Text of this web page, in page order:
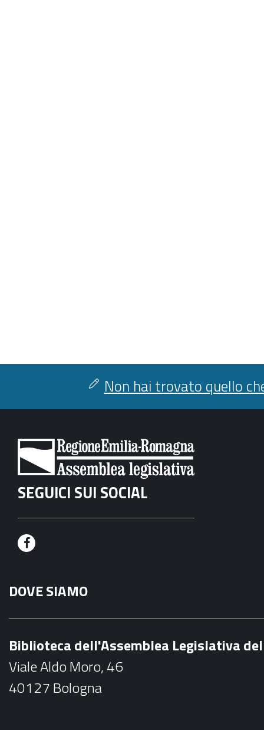
Non hai trovato quello
SEGUICI SUI SOCIAL
F
c
e
o
k
DOVE SIAMO
Biblioteca dell'Assemblea Legislativa
Viale Aldo Moro, 46
40127 Bologna